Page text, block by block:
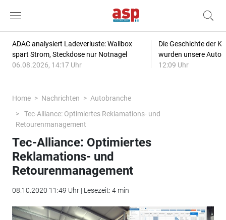
ADAC analysiert Ladeverluste: Wallbox
spart Strom, Steckdose nur Notnagel
06.08.2026, 14:17 Uhr
Die Geschichte der
wurden unsere
12:09 Uhr
Home Nachrichten
Autobranche
Tec-Alliance: Optimiertes Reklamations- und
Retourenmanagement
Tec-Alliance: Optimiertes
Reklamations- und
Retourenmanagement
08.10.2020 11:49 Uhr | Lesezeit: 4 min